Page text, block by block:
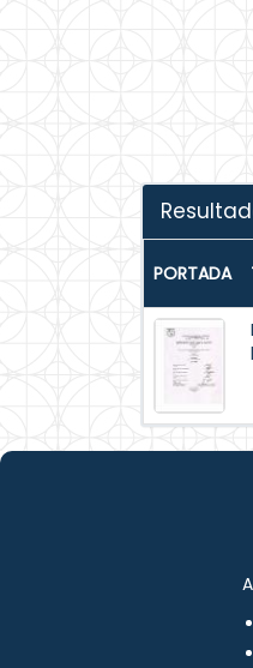
PORTADA